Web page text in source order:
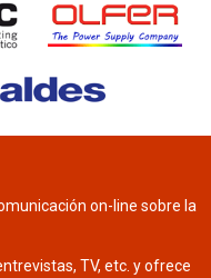
on-line sobre la
TV, etc. y ofrece